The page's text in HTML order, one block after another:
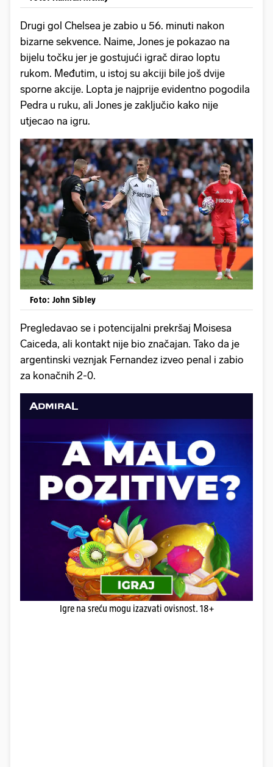
Drugi gol Chelsea je zabio u 56. minuti nakon
bizarne sekvence. Naime, Jones je pokazao na
bijelu točku jer je gostujući igrač dirao loptu
rukom. Međutim, u istoj su akciji bile još dvije
sporne akcije. Lopta je najprije evidentno pogodila
Pedra u ruku, ali Jones je zaključio kako nije
utjecao na igru.
Foto: John Sibley
Pregledavao se i potencijalni prekršaj Moisesa
Caiceda, ali kontakt nije bio značajan. Tako da je
argentinski veznjak Fernandez izveo penal i zabio
za konačnih 2-0.
Igre na sreću mogu izazvati ovisnost. 18+